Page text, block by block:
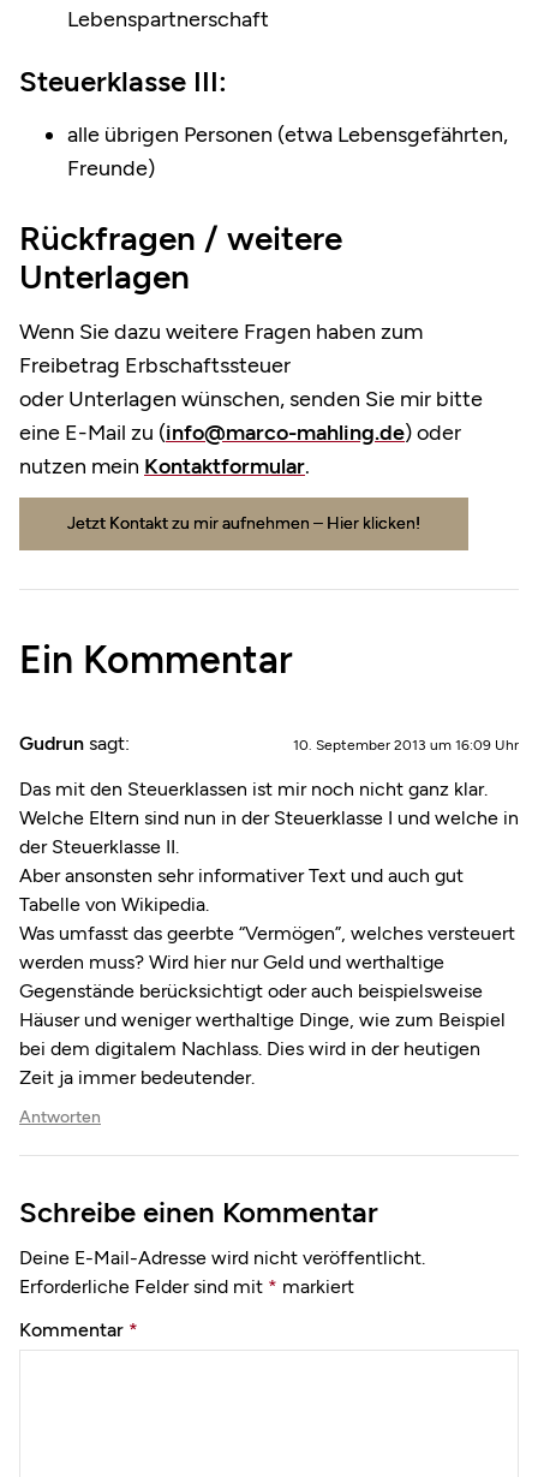
Lebenspartnerschaft
Steuerklasse III:
alle übrigen Personen (etwa Lebensgefährten,
Freunde)
Rückfragen / weitere
Unterlagen
Wenn Sie dazu weitere Fragen haben zum
Freibetrag Erbschaftssteuer
oder Unterlagen wünschen, senden Sie mir bitte
eine E-Mail zu (info@marco-mahling.de) oder
nutzen mein Kontaktformular.
Jetzt Kontakt zu mir aufnehmen – Hier klicken!
Ein Kommentar
Gudrun sagt: 10. September 2013 um 16:09 Uhr
Das mit den Steuerklassen ist mir noch nicht ganz klar.
Welche Eltern sind nun in der Steuerklasse I und welche in
der Steuerklasse II.
Aber ansonsten sehr informativer Text und auch gut
Tabelle von Wikipedia.
Was umfasst das geerbte “Vermögen”, welches versteuert
werden muss? Wird hier nur Geld und werthaltige
Gegenstände berücksichtigt oder auch beispielsweise
Häuser und weniger werthaltige Dinge, wie zum Beispiel
bei dem digitalem Nachlass. Dies wird in der heutigen
Zeit ja immer bedeutender.
Antworten
Schreibe einen Kommentar
Deine E-Mail-Adresse wird nicht veröffentlicht.
Erforderliche Felder sind mit * markiert
Kommentar *